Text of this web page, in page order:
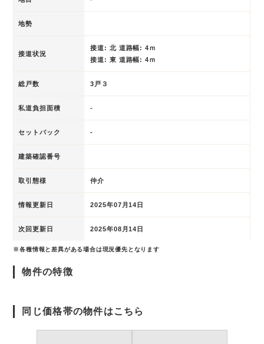
地勢
接道状況
接道: 北 道路幅: 4ｍ
接道: 東 道路幅: 4ｍ
総戸数 3戸３
私道負担面積 -
セットバック -
建築確認番号
取引態様 仲介
情報更新日 2025年07月14日
次回更新日 2025年08月14日
※各種情報と差異がある場合は現況優先となります
物件の特徴
同じ価格帯の物件はこちら